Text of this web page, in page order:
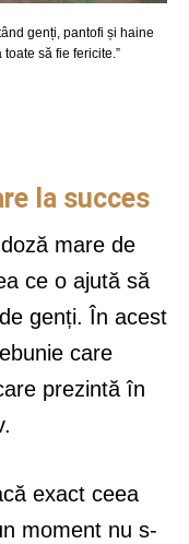
genți, pantofi și haine
să fie fericite.”
la succes
mare de
ce o ajută să
genți. În acest
care
prezintă în
exact ceea
moment nu s-